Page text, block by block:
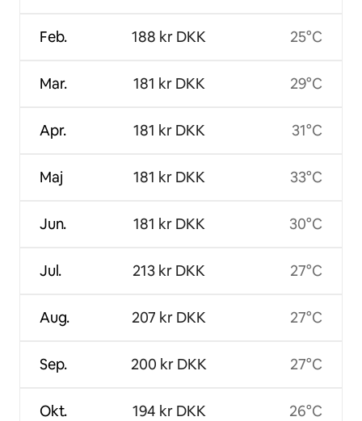
Feb.
Mar.
Apr.
Maj
Jun.
Jul.
Aug.
Sep.
Okt.
188 kr DKK
181 kr DKK
181 kr DKK
181 kr DKK
181 kr DKK
213 kr DKK
207 kr DKK
200 kr DKK
194 kr DKK
25°C
29°C
31°C
33°C
30°C
27°C
27°C
27°C
26°C